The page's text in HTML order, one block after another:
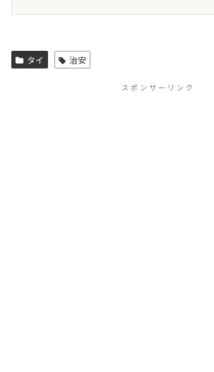
タイ 治安
スポンサーリンク